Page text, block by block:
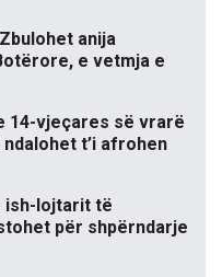
anija
e vetmja e
14-vjeçares së vrarë
t’i afrohen
ish-lojtarit të
për shpërndarje